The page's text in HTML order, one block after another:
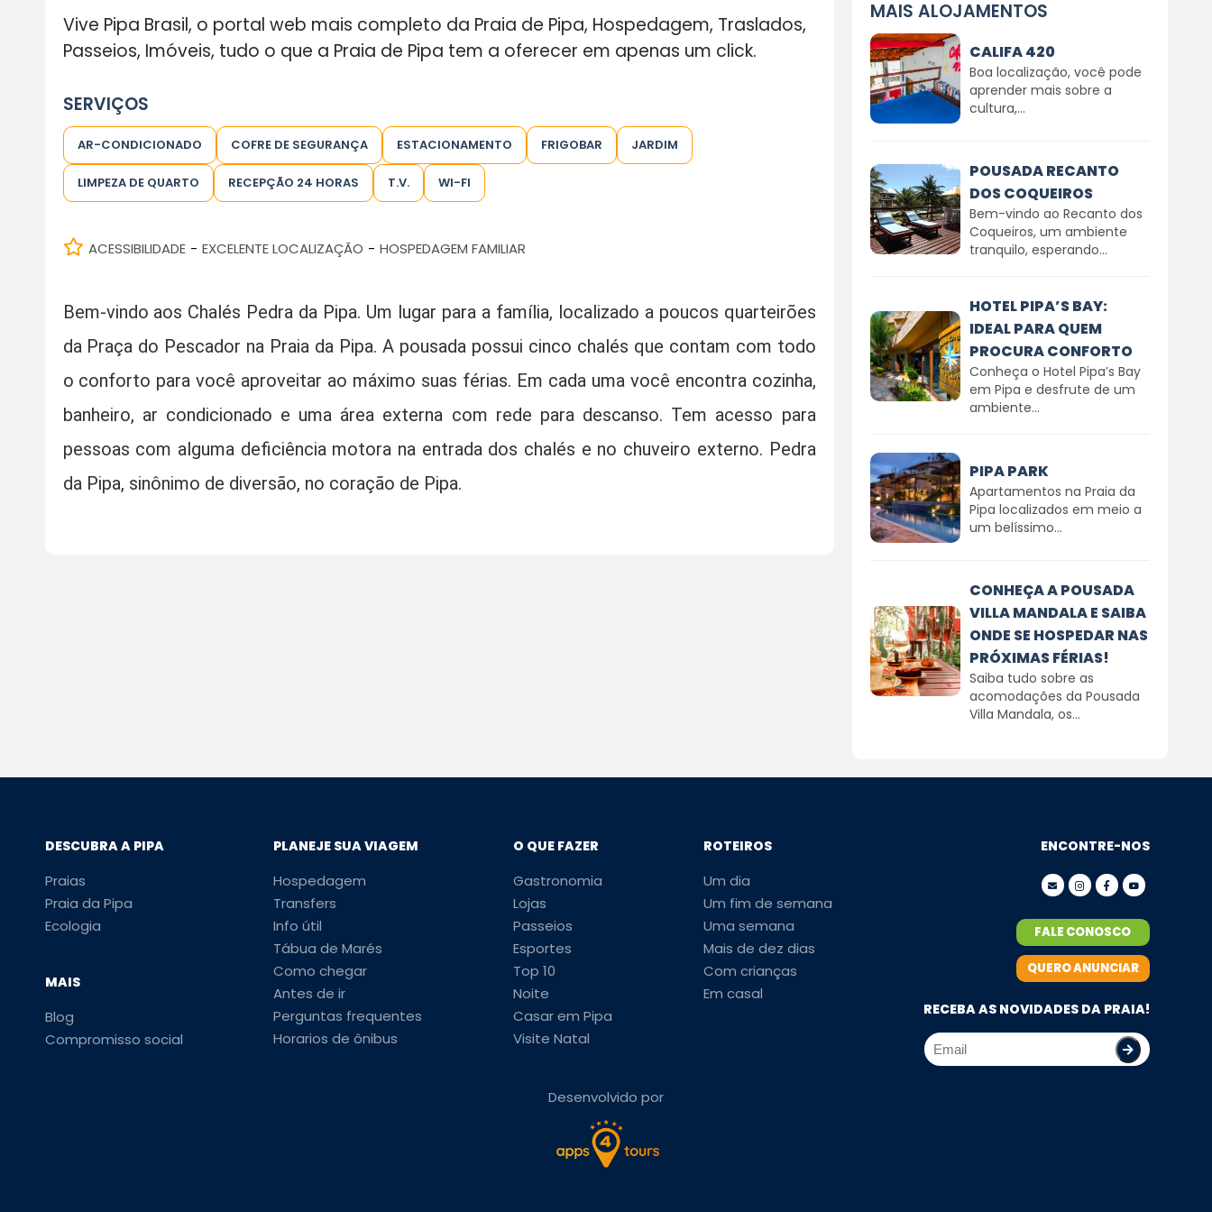
Vive Pipa Brasil, o portal web mais completo da Praia de Pipa, Hospedagem, Traslados,
Passeios, Imóveis, tudo o que a Praia de Pipa tem a oferecer em apenas um click.
SERVIÇOS
AR-CONDICIONADO COFRE DE SEGURANÇA ESTACIONAMENTO FRIGOBAR JARDIM
LIMPEZA DE QUARTO RECEPÇÃO 24 HORAS T.V. WI-FI
ACESSIBILIDADE - EXCELENTE LOCALIZAÇÃO - HOSPEDAGEM FAMILIAR
Bem-vindo aos Chalés Pedra da Pipa. Um lugar para a família, localizado a poucos quarteirões
da Praça do Pescador na Praia da Pipa. A pousada possui cinco chalés que contam com todo
o conforto para você aproveitar ao máximo suas férias. Em cada uma você encontra cozinha,
banheiro, ar condicionado e uma área externa com rede para descanso. Tem acesso para
pessoas com alguma deficiência motora na entrada dos chalés e no chuveiro externo. Pedra
da Pipa, sinônimo de diversão, no coração de Pipa.
MAIS ALOJAMENTOS
CALIFA 420
Boa localização, você pode
aprender mais sobre a
cultura,...
POUSADA RECANTO
DOS COQUEIROS
Bem-vindo ao Recanto dos
Coqueiros, um ambiente
tranquilo, esperando...
HOTEL PIPA’S BAY:
IDEAL PARA QUEM
PROCURA CONFORTO
Conheça o Hotel Pipa’s Bay
em Pipa e desfrute de um
ambiente...
PIPA PARK
Apartamentos na Praia da
Pipa localizados em meio a
um belíssimo...
CONHEÇA A POUSADA
VILLA MANDALA E SAIBA
ONDE SE HOSPEDAR NAS
PRÓXIMAS FÉRIAS!
Saiba tudo sobre as
acomodações da Pousada
Villa Mandala, os...
DESCUBRA A PIPA
Praias
Praia da Pipa
Ecologia
MAIS
Blog
Compromisso social
PLANEJE SUA VIAGEM
Hospedagem
Transfers
Info útil
Tábua de Marés
Como chegar
Antes de ir
Perguntas frequentes
Horarios de ônibus
O QUE FAZER
Gastronomia
Lojas
Passeios
Esportes
Top 10
Noite
Casar em Pipa
Visite Natal
ROTEIROS
Um dia
Um fim de semana
Uma semana
Mais de dez dias
Com crianças
Em casal
ENCONTRE-NOS
FALE CONOSCO
QUERO ANUNCIAR
RECEBA AS NOVIDADES DA PRAIA!
Desenvolvido por